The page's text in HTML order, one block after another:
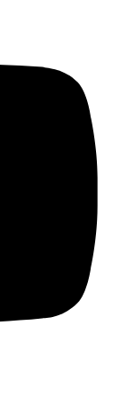
puede